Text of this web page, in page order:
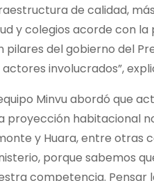
de calidad,
y colegios acorde con
pilares del gobierno del
actores involucrados”,
Minvu abordó que
proyección habitacional
y Huara, entre otras
porque sabemos
competencia. Pensar